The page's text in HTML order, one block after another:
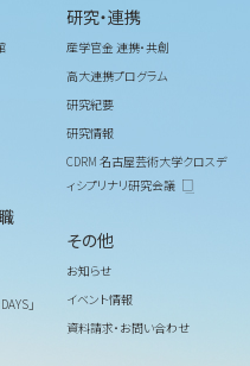
」
研究・連携
産学官金 連携・共創
高大連携プログラム
研究紀要
研究情報
CDRM 名古屋芸術大学クロスデ
ィシプリナリ研究会議
その他
お知らせ
イベント情報
資料請求・お問い合わせ